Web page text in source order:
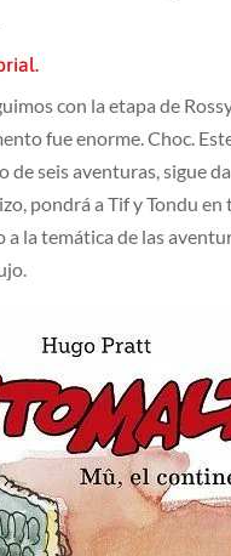
con la etapa de
fue enorme. Choc.
de seis aventuras, sigue
pondrá a Tif y Tondu
la temática de las